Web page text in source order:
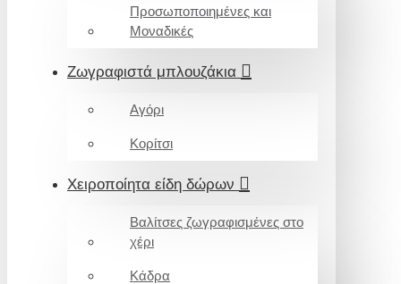
Προσωποποιημένες και
Μοναδικές
Ζωγραφιστά μπλουζάκια
Αγόρι
Κορίτσι
Χειροποίητα είδη δώρων
Βαλίτσες ζωγραφισμένες στο
χέρι
Κάδρα